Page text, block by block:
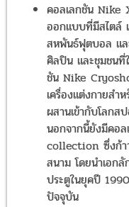
คอลเลกชัน Nike
ออกแบบที่มีสไตล์
สหพันธ์ฟุตบอล แ
ศิลปิน และชุมชนที่
ชัน Nike
เครื่องแต่งกายส
ผสานเข้ากับโลก
นอกจากนี้ยังมีคอ
collection ซึ่งก้า
สนาม โดยนำเอก
ประตูในยุคปี
ปัจจุบัน